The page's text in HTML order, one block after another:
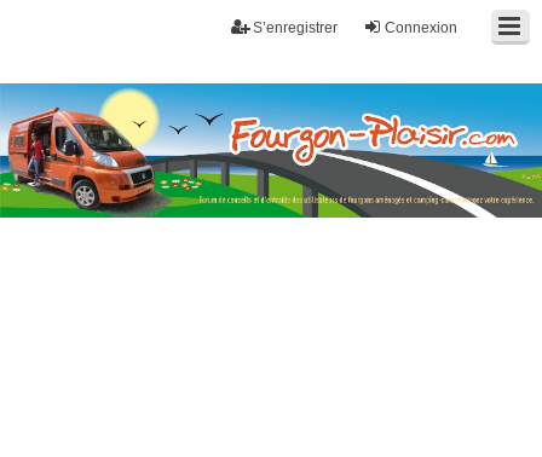
Connexion
S’enregistrer
Fourgon-plaisir.com
Forum de conseils et d'entraide des utilisateurs de fourgons, fourgons
aménagés, vans et de camping-car. Partagez votre expérience.